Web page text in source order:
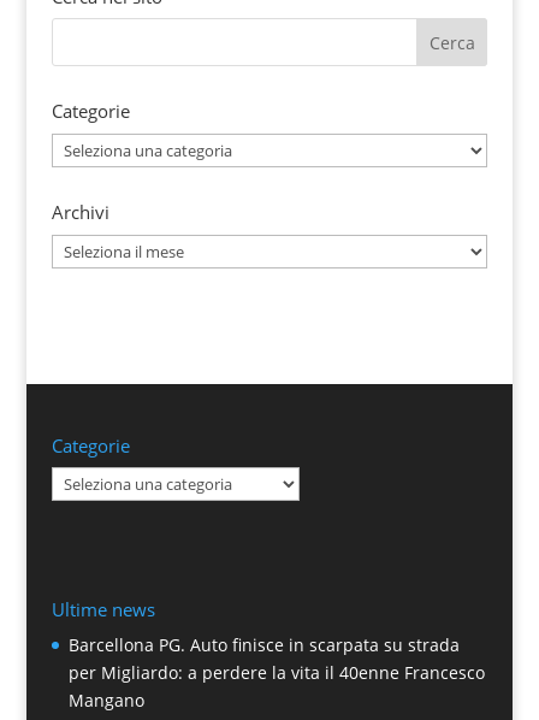
Categorie
Categorie
Archivi
Archivi
Categorie
Categorie
Ultime news
Barcellona PG. Auto finisce in scarpata su strada
per Migliardo: a perdere la vita il 40enne Francesco
Mangano